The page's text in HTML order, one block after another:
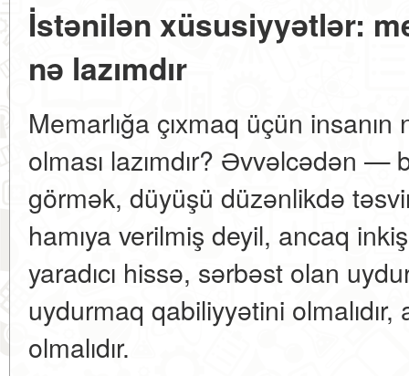
İstənilən xüsusiyyətlər:
nə lazımdır
Memarlığa çıxmaq üçün
olması lazımdır? Əvvəlcədən
görmək, düyüşü düzənlikdə
hamıya verilmiş deyil, ancaq
yaradıcı hissə, sərbəst olan
uydurmaq qabiliyyətini
olmalıdır.